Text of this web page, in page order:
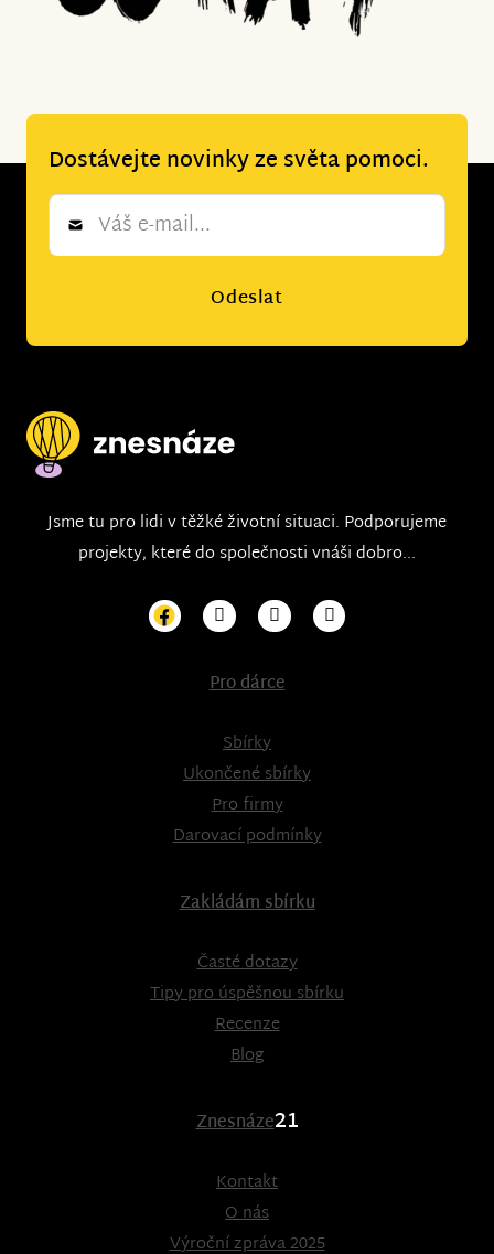
Dostávejte novinky ze světa pomoci.
Newsletter
Odeslat
Jsme tu pro lidi v těžké životní situaci. Podporujeme
projekty, které do společnosti vnáši dobro...
Pro dárce
Sbírky
Ukončené sbírky
Pro firmy
Darovací podmínky
Zakládám sbírku
Časté dotazy
Tipy pro úspěšnou sbírku
Recenze
Blog
Znesnáze21
Kontakt
O nás
Výroční zpráva 2025